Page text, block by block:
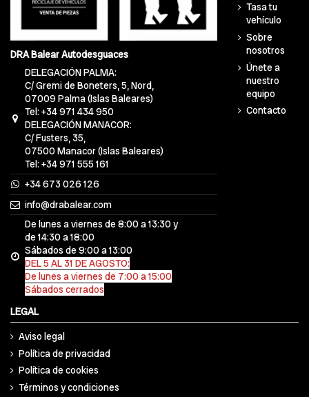
DRA Balear Autodesguaces
DELEGACIÓN PALMA:
C/ Gremi de Boneters, 5, Nord,
07009 Palma (Islas Baleares)
Tel: +34 971 434 950
DELEGACIÓN MANACOR:
C/ Fusters, 35,
07500 Manacor (Islas Baleares)
Tel: +34 971 555 161
+34 673 026 126
info@drabalear.com
De lunes a viernes de 8:00 a 13:30 y
de 14:30 a 18:00
Sábados de 9:00 a 13:00
DEL 5 AL 31 DE AGOSTO:
De lunes a viernes de 7:00 a 15:00
Sábados cerrados
Tasa tu
vehículo
Sobre
nosotros
Únete a
nuestro
equipo
Contacto
LEGAL
Aviso legal
Política de privacidad
Política de cookies
Términos y condiciones